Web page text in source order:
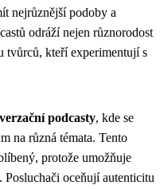
nejrůznější podoby a
odráží nejen různorodost
tvůrců, kteří experimentují s
podcasty, kde se
na různá témata. Tento
protože umožňuje
oceňují autenticitu